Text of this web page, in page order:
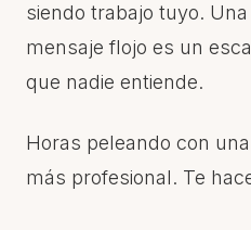
siendo trabajo tuyo.
mensaje flojo es un
que nadie entiende.
Horas peleando con
más profesional. Te